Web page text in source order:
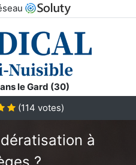
le Gard (30)
(114 votes)
à